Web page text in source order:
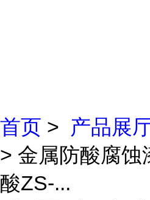
首页 > 产品展
> 金属防酸腐蚀
酸ZS-...